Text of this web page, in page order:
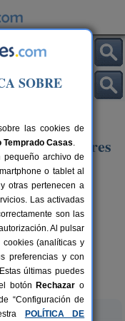
de Filabres
7 pers.
desde15 €
SOBRE
las cookies de
Temprado Casas.
pequeño archivo de
o tablet al
otras pertenecen a
Las activadas
son las
Al pulsar
(analíticas y
preferencias y con
últimas puedes
botón Rechazar o
“Configuración de
POLÍTICA DE